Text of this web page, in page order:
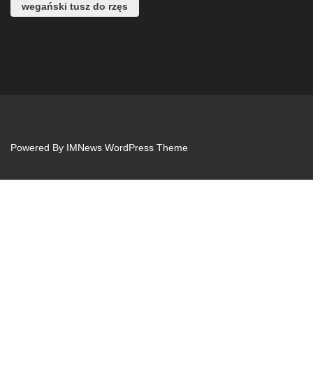
wegański tusz do rzęs
Powered By IMNews WordPress Theme